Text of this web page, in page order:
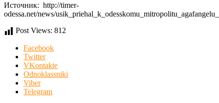
Источник: http://timer-
odessa.net/news/
Post Views: 812
Facebook
Twitter
VKontakte
Odnoklassniki
Viber
Telegram